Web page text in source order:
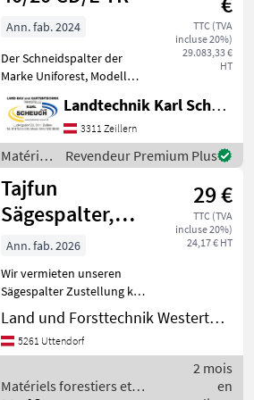
pour le
travail
Hofman
TTC (TVA
incluse 20%)
29.083,33 €
HT
Ann. fab. 2024
Der Schneidspalter der
Marke Uniforest, Modell
Baujahr 2024, ist ein
leistungsstarker
Spaltautomat mit
hydraulischer Schwenkung
des Förderbands. Er verfügt
über eine
Landtechnik Karl Scheuch
3311 Zeillern
Matériels
forestiers
et
matériels
pour le
travail
Uniforest
Revendeur Premium Plus
Tajfun
Sägespalter,
Schneidspalter
29 €
TTC (TVA
incluse 20%)
24,17 € HT
Ann. fab. 2026
Wir vermieten unseren
Sägespalter Zustellung kein
Problem Preise inkl. MwSt.:
Stundenpreis: 39€ bis 5h
Stundenpreis: 29€ ab 5h je
Land und Forsttechnik Westerthaler GmbH
5261 Uttendorf
Matériels forestiers et
2 mois
en